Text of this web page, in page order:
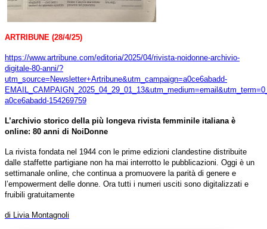
ARTRIBUNE (28/4/25)
https://www.artribune.com/editoria/2025/04/rivista-noidonne-archivio-
digitale-80-anni/?
utm_source=Newsletter+Artribune&utm_campaign=a0ce6abadd-
a0ce6abadd-154269759
L’archivio storico della più longeva rivista femminile italiana è
online: 80 anni di NoiDonne
La rivista fondata nel 1944 con le prime edizioni clandestine distribuite
dalle staffette partigiane non ha mai interrotto le pubblicazioni. Oggi è un
settimanale online, che continua a promuovere la parità di genere e
l’empowerment delle donne. Ora tutti i numeri usciti sono digitalizzati e
fruibili gratuitamente
di Livia Montagnoli